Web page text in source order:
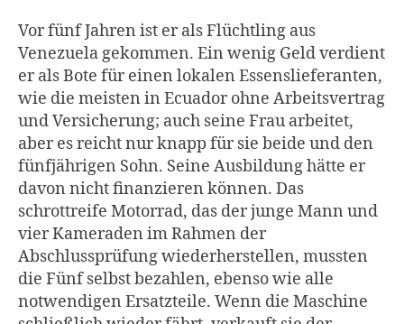
Vor fünf Jahren ist er als Flüchtling aus
Venezuela gekommen. Ein wenig Geld verdient
er als Bote für einen lokalen Essenslieferanten,
wie die meisten in Ecuador ohne Arbeitsvertrag
und Versicherung; auch seine Frau arbeitet,
aber es reicht nur knapp für sie beide und den
fünfjährigen Sohn. Seine Ausbildung hätte er
davon nicht finanzieren können. Das
schrottreife Motorrad, das der junge Mann und
vier Kameraden im Rahmen der
Abschlussprüfung wiederherstellen, mussten
die Fünf selbst bezahlen, ebenso wie alle
notwendigen Ersatzteile. Wenn die Maschine